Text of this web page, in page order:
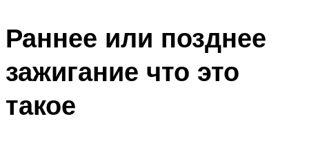
Раннее или позднее
зажигание что это
такое